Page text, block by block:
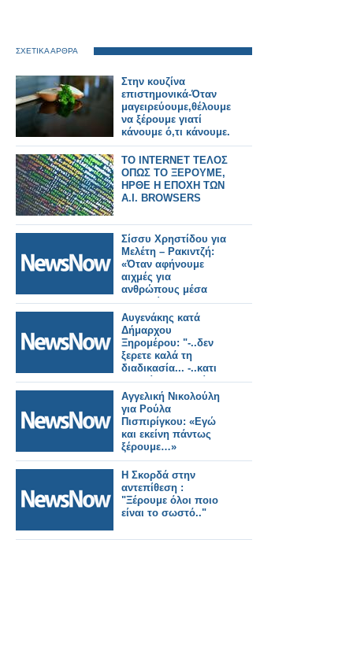
ΣΧΕΤΙΚΑ ΑΡΘΡΑ
Στην κουζίνα
επιστημονικά-Όταν
μαγειρεύουμε,θέλουμε
να ξέρουμε γιατί
κάνουμε ό,τι κάνουμε.
TO INTERNET ΤΕΛΟΣ
ΟΠΩΣ ΤΟ ΞΕΡΟΥΜΕ,
ΗΡΘΕ Η ΕΠΟΧΗ ΤΩΝ
A.I. BROWSERS
Σίσσυ Χρηστίδου για
Μελέτη – Ρακιντζή:
«Όταν αφήνουμε
αιχμές για
ανθρώπους μέσα
στον χώρο, να
ξέρουμε για ποιον το
κάνουμε»
Αυγενάκης κατά
Δήμαρχου
Ξηρομέρου: "-..δεν
ξερετε καλά τη
διαδικασία... -..κατι
που είπατε και είναι
ψευδές.. -..μη κουνάτε
το κεφάλι σας
ξέρουμε καλύτερα".
Αγγελική Νικολούλη
για Ρούλα
Πισπιρίγκου: «Εγώ
και εκείνη πάντως
ξέρουμε…»
Η Σκορδά στην
αντεπίθεση :
"Ξέρουμε όλοι ποιο
είναι το σωστό.."